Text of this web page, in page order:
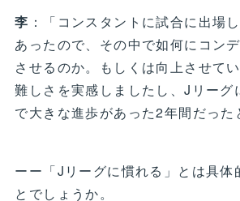
李 ：「コンスタントに試合に出場
あったので、その中で如何にコン
させるのか。もしくは向上させて
難しさを実感しましたし、Jリーグ
で大きな進歩があった2年間だった
ーー「Jリーグに慣れる」とは具体
とでしょうか。